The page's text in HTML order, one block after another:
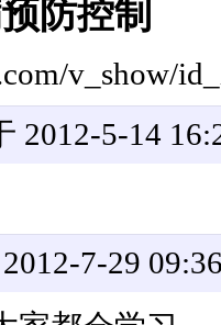
防控制
v_show/
2012-5-14
7-29